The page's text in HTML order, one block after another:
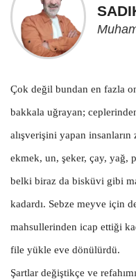
Çok değil bundan en fazla
bakkala uğrayan;
alışverişini yapan
ekmek, un, şeker, çay, yağ,
belki biraz da bisküvi gibi
kadardı. Sebze meyve için
mahsullerinden icap ettiği
file yükle eve dönülürdü.
Şartlar değiştikçe ve